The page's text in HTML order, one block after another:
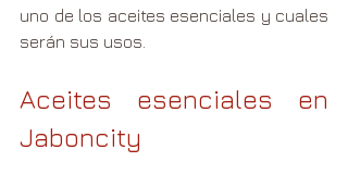
uno de los aceites esenciales y cuales
serán sus usos.
Aceites esenciales en
Jaboncity